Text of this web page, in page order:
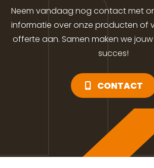
Neem vandaag nog contact met
informatie over onze producten of
offerte aan. Samen maken we
succes!
CONTACT